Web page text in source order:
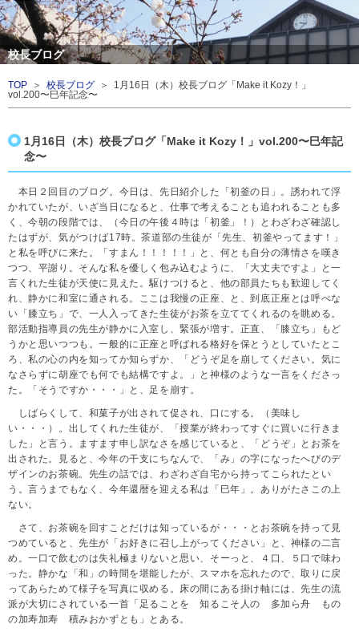
校長ブログ
TOP ＞ 校長ブログ ＞ 1月16日（木）校長ブログ「Make it Kozy！」
vol.200〜巳年記念〜
1月16日（木）校長ブログ「Make it Kozy！」vol.200〜巳年記
念〜
本日２回目のブログ。今日は、先日紹介した「初釜の日」。誘われて浮
かれていたが、いざ当日になると、仕事で考えることも追われることも多
く、今朝の段階では、（今日の午後４時は「初釜」！）とわざわざ確認し
たはずが、気がつけば17時。茶道部の生徒が「先生、初釜やってます！」
と私を呼びに来た。「すまん！！！！！」と、何とも自分の薄情さを嘆き
つつ、平謝り。そんな私を優しく包み込むように、「大丈夫ですよ」と一
言くれた生徒が天使に見えた。駆けつけると、他の部員たちも歓迎してく
れ、静かに和室に通される。ここは我慢の正座、と、到底正座とは呼べな
い「膝立ち」で、一人入ってきた生徒がお茶を立ててくれるのを眺める。
部活動指導員の先生が静かに入室し、緊張が増す。正直、「膝立ち」もど
うかと思いつつも。一般的に正座と呼ばれる格好を保とうとしていたとこ
ろ、私の心の内を知ってか知らずか、「どうぞ足を崩してください。気に
なさらずに胡座でも何でも結構ですよ。」と神様のような一言をくださっ
た。「そうですか・・・」と、足を崩す。
しばらくして、和菓子が出されて促され、口にする。（美味し
い・・・）。出してくれた生徒が、「授業が終わってすぐに買いに行きま
した」と言う。ますます申し訳なさを感じていると、「どうぞ」とお茶を
出された。見ると、今年の干支にちなんで、「み」の字になったへびのデ
ザインのお茶碗。先生の話では、わざわざ自宅から持ってこられたとい
う。言うまでもなく、今年還暦を迎える私は「巳年」。ありがたさこの上
ない。
さて、お茶碗を回すことだけは知っているが・・・とお茶碗を持って見
つめていると、先生が「お好きに召し上がってください」と、神様の二言
め。一口で飲むのは失礼極まりないと思い、そーっと、４口、５口で味わ
った。静かな「和」の時間を堪能したが、スマホを忘れたので、取りに戻
ってあらためて様子を写真に収める。床の間にある掛け軸には、先生の流
派が大切にされている一首「足ることを 知るこそ人の 多加ら舟 もの
の加寿加寿 積みおかずとも」とある。